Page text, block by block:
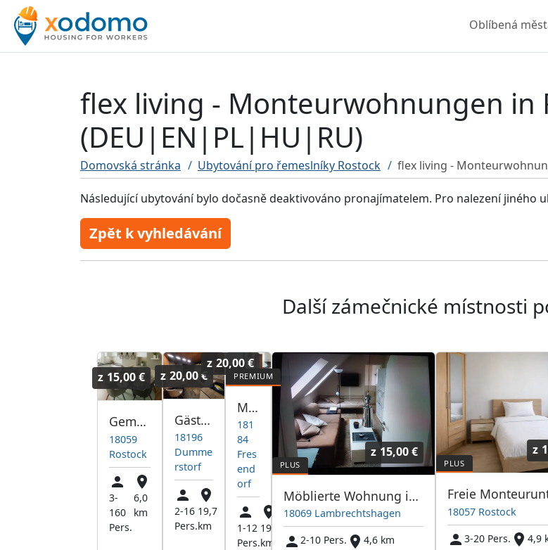
Oblíbená
flex living - Monteurwohnungen in
(DEU|EN|PL|HU|RU)
Domovská stránka Ubytování pro řemeslníky Rostock flex living -
Následující ubytování bylo dočasně deaktivováno pronajímatelem. Pro nalezení jiného
Zpět k vyhledávání
Další zámečnické místnosti
z 15,00 €
Gemütliche Wohnung Rostock
18059
Rostock
3-
160
Pers.
6,0
km
z 20,00 €
Gästehaus GFA Dummerstorf
18196
Dumme
rstorf
2-16
Pers.
19,7
km
z 20,00 €
Monteurzimmer
181
84
Fres
end
orf
1-12
Pers.
19,2
km
z 15,00 €
Möblierte Wohnung in Lambrechtshagen bei Rostock zu vermieten 2 - 10 Personen
18069 Lambrechtshagen
2-10 Pers.
4,6 km
z
18057 Rostock
3-20 Pers.
4,9